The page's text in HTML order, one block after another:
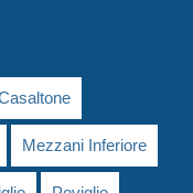
Mezzani Inferiore